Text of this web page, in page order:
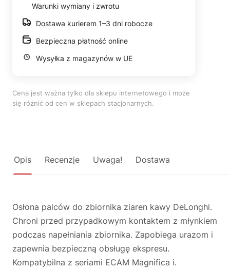
Warunki wymiany i zwrotu
Dostawa kurierem 1–3 dni robocze
Bezpieczna płatność online
Wysyłka z magazynów w UE
Cena jest ważna tylko dla sklepu internetowego i może
się różnić od cen w sklepach stacjonarnych.
Opis Recenzje Uwaga! Dostawa
Osłona palców do zbiornika ziaren kawy DeLonghi.
Chroni przed przypadkowym kontaktem z młynkiem
podczas napełniania zbiornika. Zapobiega urazom i
zapewnia bezpieczną obsługę ekspresu.
Kompatybilna z seriami ECAM Magnifica i.